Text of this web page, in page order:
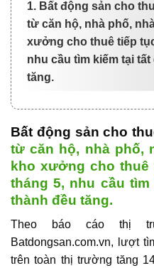
1. Bất động sản cho
từ căn hộ, nhà phố,
xưởng cho thuê tiếp
nhu cầu tìm kiếm tại
tăng.
Bất động sản cho
từ căn hộ, nhà phố,
kho xưởng cho thuê
tháng 5, nhu cầu
thành đều tăng.
Theo báo cáo thị
Batdongsan.com.vn, lượt
trên toàn thị trường tăng